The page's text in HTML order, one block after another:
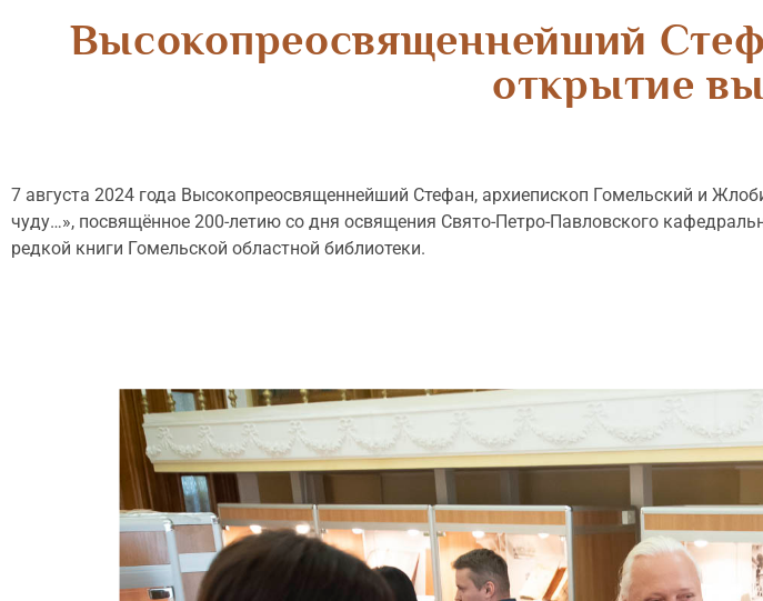
Высокопреосвященнейший
открытие
7 августа 2024 года Высокопреосвященнейший Стефан, архиепископ Гомельский и
чуду…», посвящённое 200-летию со дня освящения Свято-Петро-Павловского
редкой книги Гомельской областной библиотеки.